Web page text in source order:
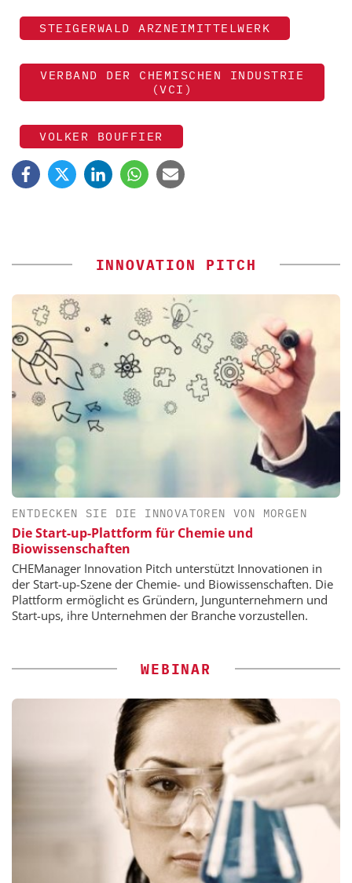
STEIGERWALD ARZNEIMITTELWERK
VERBAND DER CHEMISCHEN INDUSTRIE
(VCI)
VOLKER BOUFFIER
INNOVATION PITCH
ENTDECKEN SIE DIE INNOVATOREN VON MORGEN
Die Start-up-Plattform für Chemie und
Biowissenschaften
CHEManager Innovation Pitch unterstützt Innovationen in
der Start-up-Szene der Chemie- und Biowissenschaften. Die
Plattform ermöglicht es Gründern, Jungunternehmern und
Start-ups, ihre Unternehmen der Branche vorzustellen.
WEBINAR